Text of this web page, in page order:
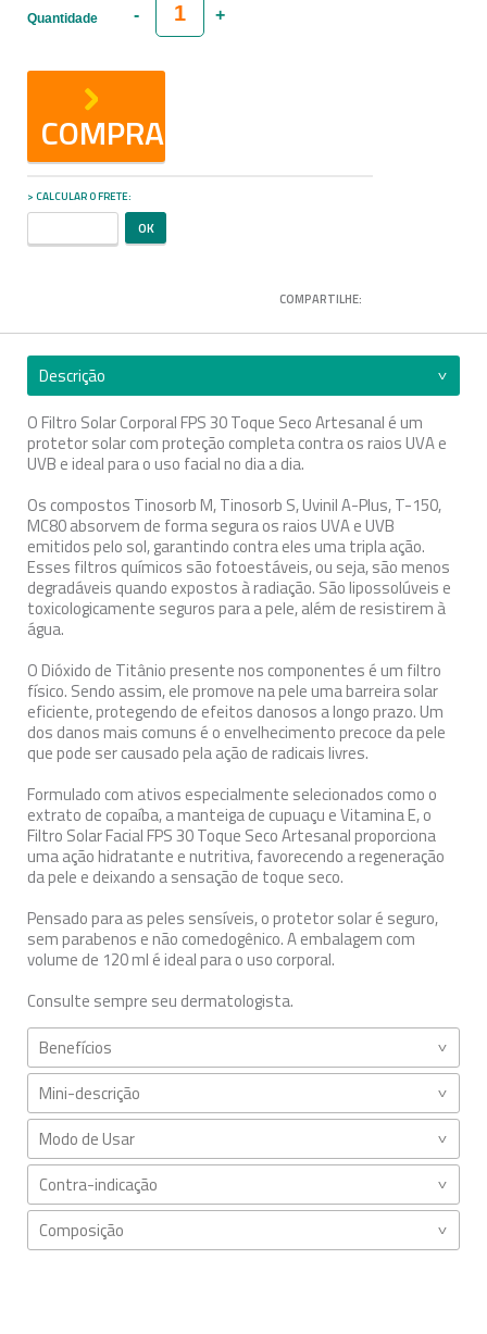
Quantidade
COMPRAR
CALCULAR O FRETE
COMPARTILHE:
Descrição
O Filtro Solar Corporal FPS 30 Toque Seco Artesanal é um
protetor solar com proteção completa contra os raios UVA e
UVB e ideal para o uso facial no dia a dia.
Os compostos Tinosorb M, Tinosorb S, Uvinil A-Plus, T-150,
MC80 absorvem de forma segura os raios UVA e UVB
emitidos pelo sol, garantindo contra eles uma tripla ação.
Esses filtros químicos são fotoestáveis, ou seja, são menos
degradáveis quando expostos à radiação. São lipossolúveis e
toxicologicamente seguros para a pele, além de resistirem à
água.
O Dióxido de Titânio presente nos componentes é um filtro
físico. Sendo assim, ele promove na pele uma barreira solar
eficiente, protegendo de efeitos danosos a longo prazo. Um
dos danos mais comuns é o envelhecimento precoce da pele
que pode ser causado pela ação de radicais livres.
Formulado com ativos especialmente selecionados como o
extrato de copaíba, a manteiga de cupuaçu e Vitamina E, o
Filtro Solar Facial FPS 30 Toque Seco Artesanal proporciona
uma ação hidratante e nutritiva, favorecendo a regeneração
da pele e deixando a sensação de toque seco.
Pensado para as peles sensíveis, o protetor solar é seguro,
sem parabenos e não comedogênico. A embalagem com
volume de 120 ml é ideal para o uso corporal.
Consulte sempre seu dermatologista.
Benefícios
Mini-descrição
Modo de Usar
Contra-indicação
Composição